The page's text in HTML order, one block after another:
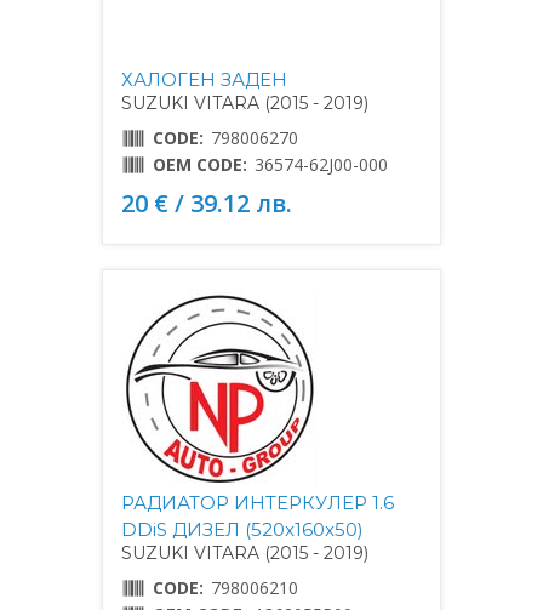
ХАЛОГЕН ЗАДЕН
SUZUKI VITARA (2015 - 2019)
CODE: 798006270
OEM CODE: 36574-62J00-000
20 € / 39.12 лв.
РАДИАТОР ИНТЕРКУЛЕР 1.6
DDiS ДИЗЕЛ (520x160x50)
SUZUKI VITARA (2015 - 2019)
CODE: 798006210